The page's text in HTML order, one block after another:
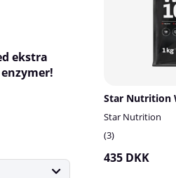
ekstra
Star Nutrition
Star Nutrition
3
435 DKK